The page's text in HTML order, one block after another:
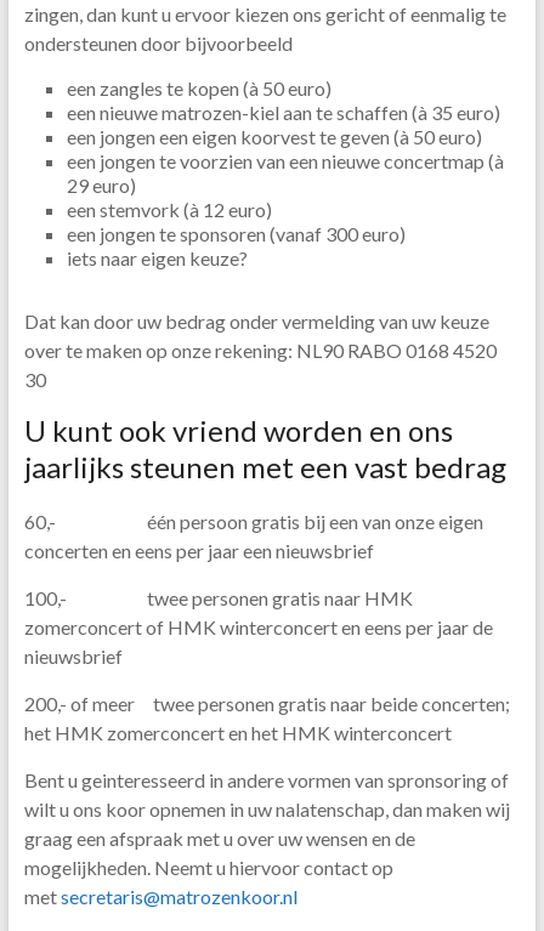
zingen, dan kunt u ervoor kiezen ons gericht of eenmalig te
ondersteunen door bijvoorbeeld
een zangles te kopen (à 50 euro)
een nieuwe matrozen-kiel aan te schaffen (à 35 euro)
een jongen een eigen koorvest te geven (à 50 euro)
een jongen te voorzien van een nieuwe concertmap (à
29 euro)
een stemvork (à 12 euro)
een jongen te sponsoren (vanaf 300 euro)
iets naar eigen keuze?
Dat kan door uw bedrag onder vermelding van uw keuze
over te maken op onze rekening: NL90 RABO 0168 4520
30
U kunt ook vriend worden en ons
jaarlijks steunen met een vast bedrag
60,- één persoon gratis bij een van onze eigen
concerten en eens per jaar een nieuwsbrief
100,- twee personen gratis naar HMK
zomerconcert of HMK winterconcert en eens per jaar de
nieuwsbrief
200,- of meer twee personen gratis naar beide concerten;
het HMK zomerconcert en het HMK winterconcert
Bent u geinteresseerd in andere vormen van spronsoring of
wilt u ons koor opnemen in uw nalatenschap, dan maken wij
graag een afspraak met u over uw wensen en de
mogelijkheden. Neemt u hiervoor contact op
metsecretaris@matrozenkoor.nl